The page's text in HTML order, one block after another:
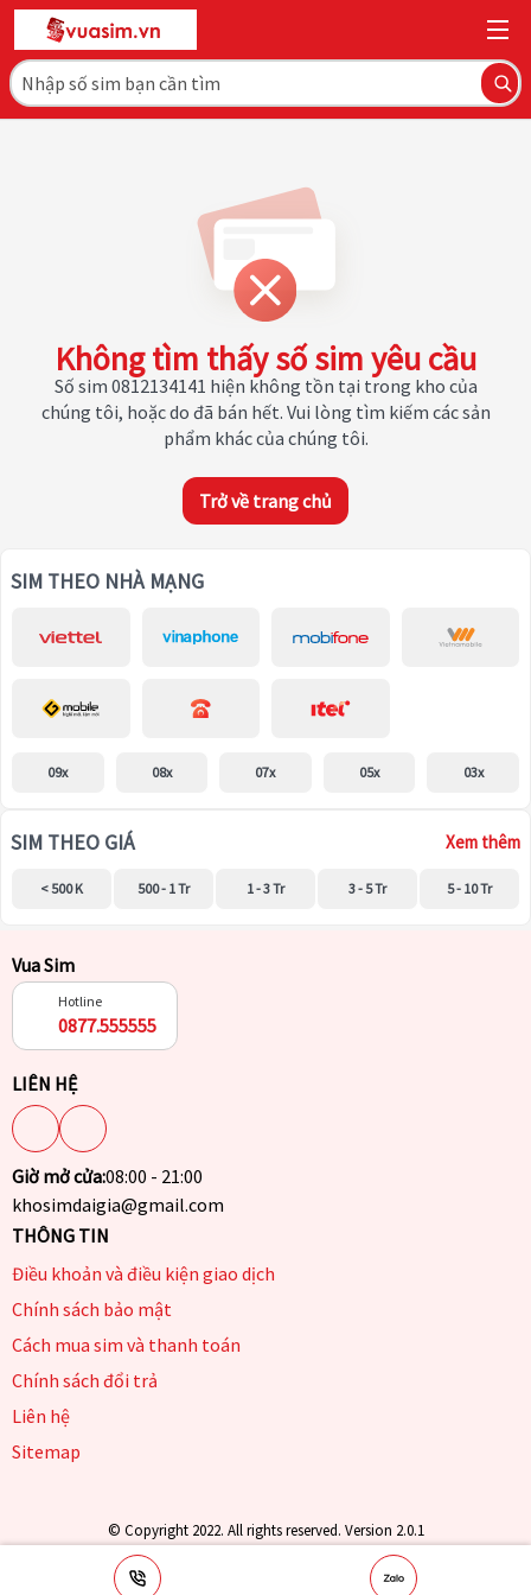
Không tìm thấy số sim yêu cầu
Số sim 0812134141 hiện không tồn tại trong kho của
chúng tôi, hoặc do đã bán hết. Vui lòng tìm kiếm các sản
phẩm khác của chúng tôi.
Trở về trang chủ
SIM THEO NHÀ MẠNG
09x 08x 07x 05x 03x
SIM THEO GIÁ Xem thêm
< 500 K 500 - 1 Tr 1 - 3 Tr 3 - 5 Tr 5 - 10 Tr
Vua Sim
Hotline
0877.555555
LIÊN HỆ
Giờ mở cửa:08:00 - 21:00
khosimdaigia@gmail.com
THÔNG TIN
Điều khoản và điều kiện giao dịch
Chính sách bảo mật
Cách mua sim và thanh toán
Chính sách đổi trả
Liên hệ
Sitemap
© Copyright 2022. All rights reserved. Version 2.0.1